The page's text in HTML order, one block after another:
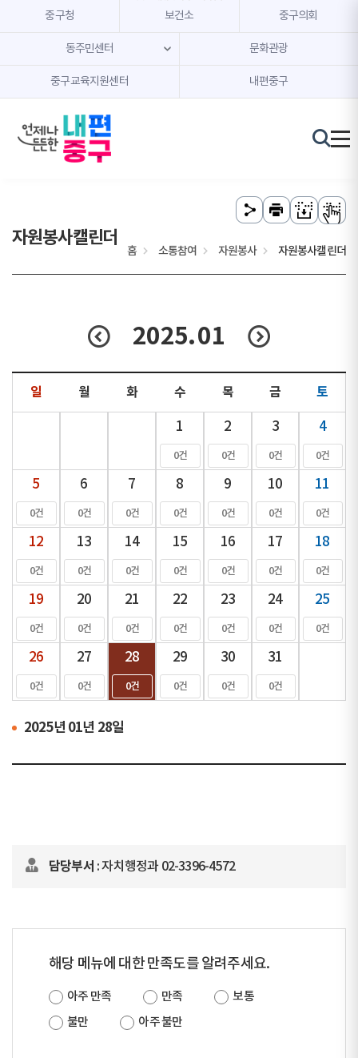
본문 내용 바로가기
주메뉴 바로가기
중구청 보건소 중구의회
동주민센터 문화관광
중구교육지원센터 내편중구
자원봉사캘린더
홈 소통참여 자원봉사 자원봉사캘린더
2025.01
일 월 화 수 목 금 토
1
0건
2
0건
3
0건
4
0건
5
0건
6
0건
7
0건
8
0건
9
0건
10
0건
11
0건
12
0건
13
0건
14
0건
15
0건
16
0건
17
0건
18
0건
19
0건
20
0건
21
0건
22
0건
23
0건
24
0건
25
0건
26
0건
27
0건
28
0건
29
0건
30
0건
31
0건
2025년 01년 28일
담당부서 : 자치행정과 02-3396-4572
해당 메뉴에 대한 만족도를 알려주세요.
아주 만족 만족
보통
불만
아주 불만